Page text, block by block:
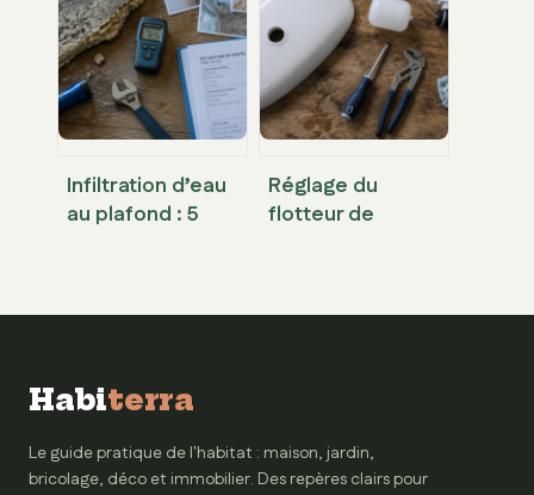
convives, quelle
variété choisir et
comment éviter le
gaspillage ?
limiter les dégâts
et maîtriser vos
coûts
Infiltration d’eau
au plafond : 5
Réglage du
flotteur de
Habiterra
Le guide pratique de l'habitat : maison, jardin,
bricolage, déco et immobilier. Des repères clairs pour